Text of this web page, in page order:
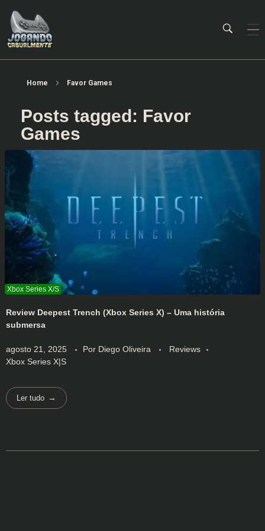
Home Favor Games
Posts tagged: Favor
Games
Review Deepest Trench (Xbox Series X) – Uma história
submersa
agosto 21, 2025 Por Diego Oliveira
Reviews
Xbox Series X|S
Ler tudo